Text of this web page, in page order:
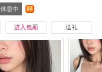
休息中
进入包厢 送礼